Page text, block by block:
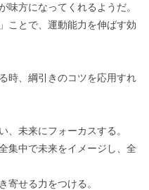
味方になってくれるようだ。
ことで、運動能力を伸ばす効
時、綱引きのコツを応用すれ
、未来にフォーカスする。
集中で未来をイメージし、全
寄せる力をつける。